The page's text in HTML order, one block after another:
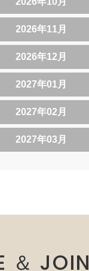
2026年11月
2026年12月
2027年01月
2027年02月
2027年03月
＆ JOIN